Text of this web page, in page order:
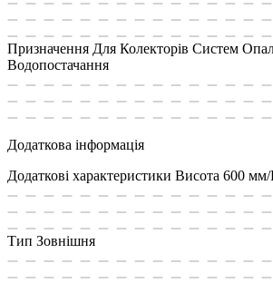
Призначення Для Колекторів Систем
Водопостачання
Додаткова інформація
Додаткові характеристики Висота 600
Тип Зовнішня